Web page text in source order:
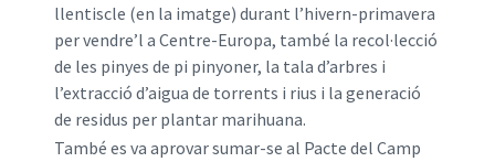
llentiscle (en la imatge) durant l’hivern-primavera
per vendre’l a Centre-Europa, també la recol·lecció
de les pinyes de pi pinyoner, la tala d’arbres i
l’extracció d’aigua de torrents i rius i la generació
de residus per plantar marihuana.
També es va aprovar sumar-se al Pacte del Camp